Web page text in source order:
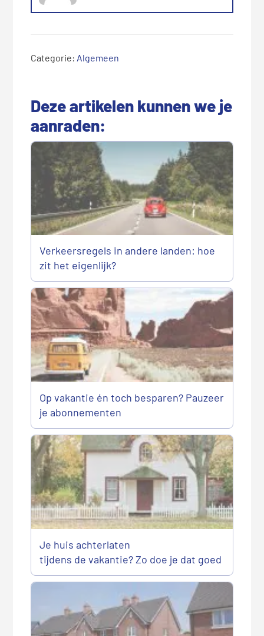
Categorie: Algemeen
Deze artikelen kunnen we je
aanraden:
Verkeersregels in andere landen: hoe
zit het eigenlijk?
Op vakantie én toch besparen? Pauzeer
je abonnementen
Je huis achterlaten
tijdens de vakantie? Zo doe je dat goed